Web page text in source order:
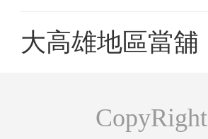
大高雄地區當舖
CopyRight